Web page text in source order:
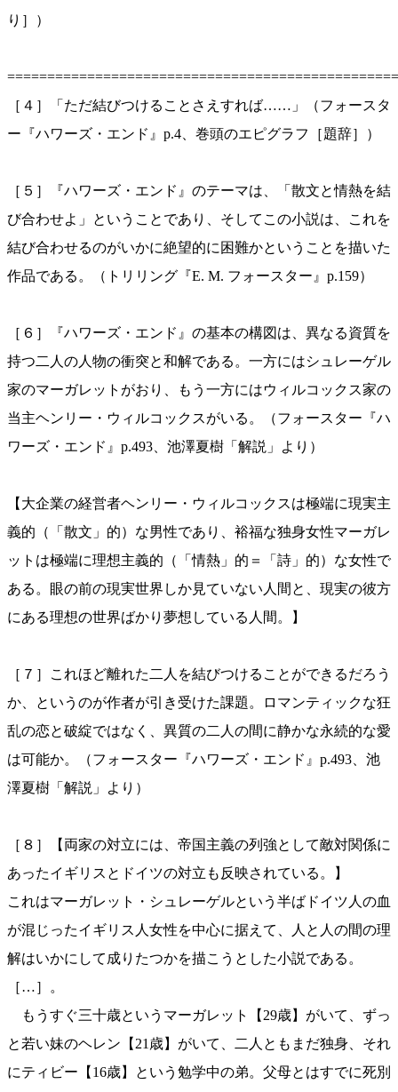
り］）
［４］「ただ結びつけることさえすれば……」（フォースタ
ー『ハワーズ・エンド』p.4、巻頭のエピグラフ［題辞］）
［５］『ハワーズ・エンド』のテーマは、「散文と情熱を結
び合わせよ」ということであり、そしてこの小説は、これを
結び合わせるのがいかに絶望的に困難かということを描いた
作品である。（トリリング『E. M. フォースター』p.159）
［６］『ハワーズ・エンド』の基本の構図は、異なる資質を
持つ二人の人物の衝突と和解である。一方にはシュレーゲル
家のマーガレットがおり、もう一方にはウィルコックス家の
当主ヘンリー・ウィルコックスがいる。（フォースター『ハ
ワーズ・エンド』p.493、池澤夏樹「解説」より）
【大企業の経営者ヘンリー・ウィルコックスは極端に現実主
義的（「散文」的）な男性であり、裕福な独身女性マーガレ
ットは極端に理想主義的（「情熱」的＝「詩」的）な女性で
ある。眼の前の現実世界しか見ていない人間と、現実の彼方
にある理想の世界ばかり夢想している人間。】
［７］これほど離れた二人を結びつけることができるだろう
か、というのが作者が引き受けた課題。ロマンティックな狂
乱の恋と破綻ではなく、異質の二人の間に静かな永続的な愛
は可能か。（フォースター『ハワーズ・エンド』p.493、池
澤夏樹「解説」より）
［８］【両家の対立には、帝国主義の列強として敵対関係に
あったイギリスとドイツの対立も反映されている。】
これはマーガレット・シュレーゲルという半ばドイツ人の血
が混じったイギリス人女性を中心に据えて、人と人の間の理
解はいかにして成りたつかを描こうとした小説である。
［…］。
もうすぐ三十歳というマーガレット【29歳】がいて、ずっ
と若い妹のヘレン【21歳】がいて、二人ともまだ独身、それ
にティビー【16歳】という勉学中の弟。父母とはすでに死別